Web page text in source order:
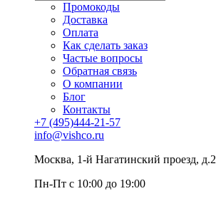
Промокоды
Доставка
Оплата
Как сделать заказ
Частые вопросы
Обратная связь
О компании
Блог
Контакты
+7 (495)444-21-57
info@vishco.ru
Москва, 1-й Нагатинский проезд, д.2
Пн-Пт с 10:00 до 19:00